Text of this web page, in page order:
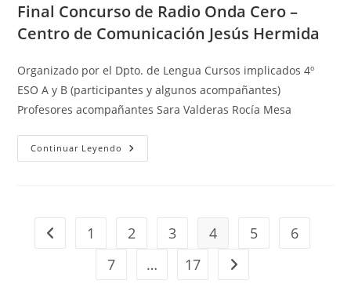
Final Concurso de Radio Onda Cero –
Centro de Comunicación Jesús Hermida
Organizado por el Dpto. de Lengua Cursos implicados 4º
ESO A y B (participantes y algunos acompañantes)
Profesores acompañantes Sara Valderas Rocía Mesa
Continuar Leyendo Final
Concurso
Centro
De
Hermida
Ir a la página anterior
1 2 3 4 5
6
7
… 17 Ir a la página siguiente